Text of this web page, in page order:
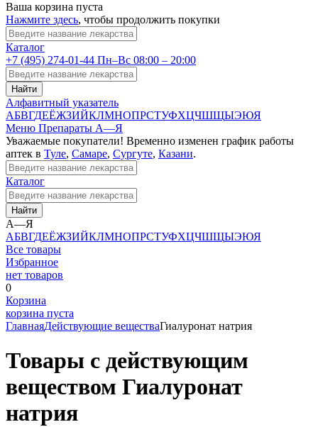
Ваша корзина пуста
Нажмите здесь, чтобы продолжить покупки
Каталог
+7 (495) 274-01-44 Пн–Вс 08:00 – 20:00
Найти
Алфавитный указатель
АБВГДЕЁЖЗИЙКЛМНОПРСТУФХЦЧШЩЫЭЮЯ
Меню Препараты А—Я
Уважаемые покупатели! Временно изменен график работы
аптек в Туле, Самаре, Сургуте, Казани.
Каталог
Найти
А—Я
АБВГДЕЁЖЗИЙКЛМНОПРСТУФХЦЧШЩЫЭЮЯ
Все товары
Избранное
нет товаров
0
Корзина
корзина пуста
ГлавнаяДействующие веществаГиалуронат натрия
Товары с действующим
веществом Гиалуронат
натрия